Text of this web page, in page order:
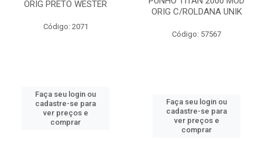
ORIG PRETO WESTER
Código: 2071
Faça seu login ou
cadastre-se para
ver preços e
comprar
ORIG C/ROLDANA UNIK
Código: 57567
Faça seu login ou
cadastre-se para
ver preços e
comprar